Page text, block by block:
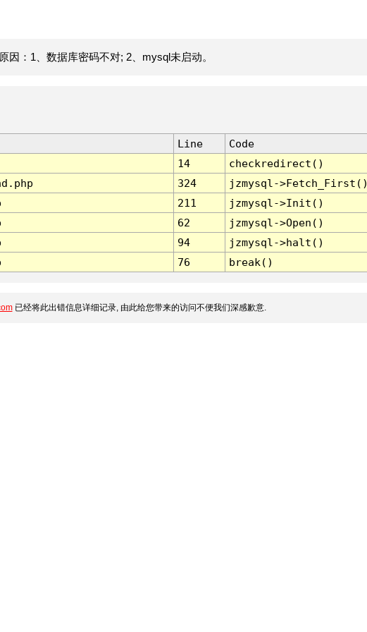
因：1、数据库密码不对; 2、mysql未启动。
Line
Code
14
checkredirect()
324
jzmysql-
211
jzmysql->Init()
62
jzmysql->Open()
94
jzmysql->halt()
76 break()
已经将此出错信息详细记录, 由此给您带来的访问不便我们深感歉意.